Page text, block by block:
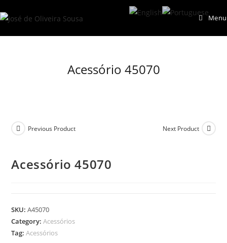
to
Menu
Acessório 45070
Previous Product Next Product
Acessório 45070
SKU:A45070
Category:Acessórios
Tag:Acessórios